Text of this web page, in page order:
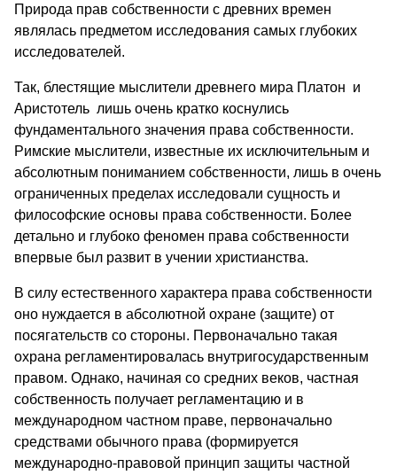
Природа прав собственности с древних времен
являлась предметом исследования самых глубоких
исследователей.
Так, блестящие мыслители древнего мира Платон и
Аристотель лишь очень кратко коснулись
фундаментального значения права собственности.
Римские мыслители, известные их исключительным и
абсолютным пониманием собственности, лишь в очень
ограниченных пределах исследовали сущность и
философские основы права собственности. Более
детально и глубоко феномен права собственности
впервые был развит в учении христианства.
В силу естественного характера права собственности
оно нуждается в абсолютной охране (защите) от
посягательств со стороны. Первоначально такая
охрана регламентировалась внутригосударственным
правом. Однако, начиная со средних веков, частная
собственность получает регламентацию и в
международном частном праве, первоначально
средствами обычного права (формируется
международно-правовой принцип защиты частной